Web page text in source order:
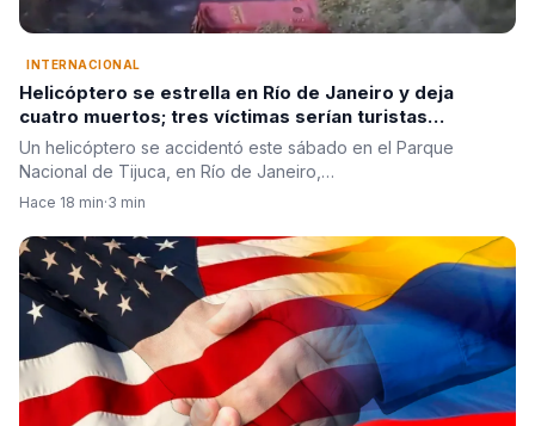
INTERNACIONAL
Helicóptero se estrella en Río de Janeiro y deja
cuatro muertos; tres víctimas serían turistas
colombianas
Un helicóptero se accidentó este sábado en el Parque
Nacional de Tijuca, en Río de Janeiro,…
Hace 18 min·3 min